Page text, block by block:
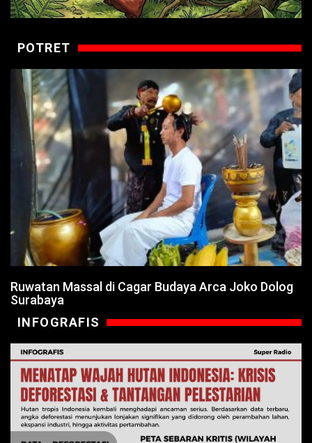
POTRET
Ruwatan Massal di Cagar Budaya Arca Joko Dolog
Surabaya
INFOGRAFIS